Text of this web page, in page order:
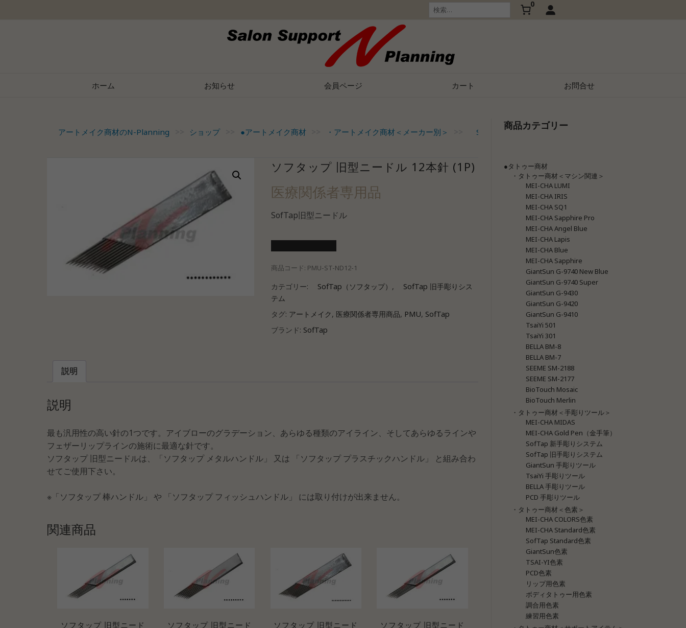
検
索:
0
ホーム お知らせ 会員ページ カート お問合せ
アートメイク商材のN-Planning ショップ ●アートメイク商材 ・アートメイク商材＜メーカー別＞ SofTap（ソフタップ）
ソフタップ 旧型ニードル 12本針 (1P)
医療関係者専用品
SofTap旧型ニードル
商品コード: PMU-ST-ND12-1
カテゴリー: SofTap（ソフタップ） ,
SofTap 旧手彫りシス
テム
タグ: アートメイク, 医療関係者専用商品, PMU, SofTap
ブランド: SofTap
説明
説明
最も汎用性の高い針の1つです。アイブローのグラデーション、あらゆる種類のアイライン、そしてあらゆるラインや
フェザーリップラインの施術に最適な針です。
ソフタップ 旧型ニードルは、「ソフタップ メタルハンドル」 又は 「ソフタップ プラスチックハンドル」 と組み合わ
せてご使用下さい。
※「ソフタップ 棒ハンドル」 や 「ソフタップ フィッシュハンドル」 には取り付けが出来ません。
関連商品
ソフタップ 旧型ニード
ソフタップ 旧型ニード
ソフタップ 旧型ニード
ソフタップ 旧型ニード
商品カテゴリー
●タトゥー商材
・タトゥー商材＜マシン関連＞
MEI-CHA LUMI
MEI-CHA IRIS
MEI-CHA SQ1
MEI-CHA Sapphire Pro
MEI-CHA Angel Blue
MEI-CHA Lapis
MEI-CHA Blue
MEI-CHA Sapphire
GiantSun G-9740 New Blue
GiantSun G-9740 Super
GiantSun G-9430
GiantSun G-9420
GiantSun G-9410
TsaiYi 501
TsaiYi 301
BELLA BM-8
BELLA BM-7
SEEME SM-2188
SEEME SM-2177
BioTouch Mosaic
BioTouch Merlin
・タトゥー商材＜手彫りツール＞
MEI-CHA MIDAS
MEI-CHA Gold Pen（金手筆）
SofTap 新手彫りシステム
SofTap 旧手彫りシステム
GiantSun 手彫りツール
TsaiYi 手彫りツール
BELLA 手彫りツール
PCD 手彫りツール
・タトゥー商材＜色素＞
MEI-CHA COLORS色素
MEI-CHA Standard色素
SofTap Standard色素
GiantSun色素
TSAI-YI色素
PCD色素
リップ用色素
ボディタトゥー用色素
調合用色素
練習用色素